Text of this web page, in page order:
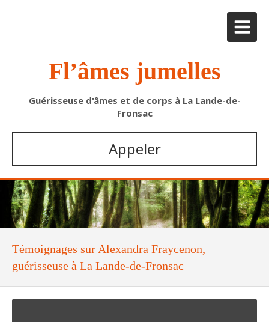
Fl’âmes jumelles
Guérisseuse d'âmes et de corps à La Lande-de-
Fronsac
Appeler
Témoignages sur Alexandra Fraycenon,
guérisseuse à La Lande-de-Fronsac